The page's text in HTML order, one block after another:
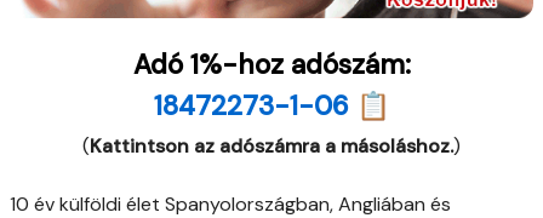
Adó 1%-hoz adószám:
18472273-1-06 📋
(Kattintson az adószámra a másoláshoz.)
10 év külföldi élet Spanyolországban, Angliában és